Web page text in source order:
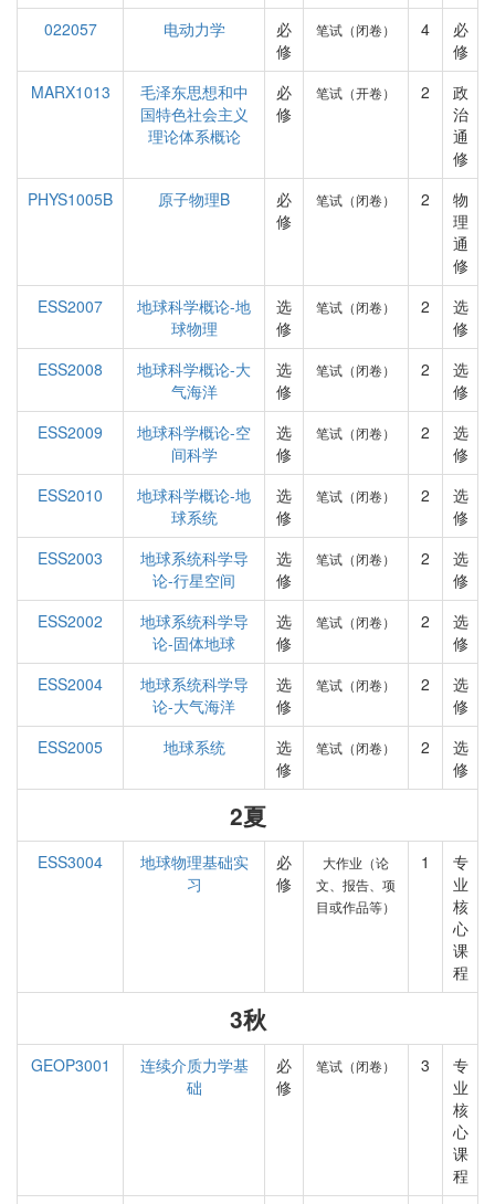
022057
电动力学
必
修
笔试（闭卷） 4
必
修
MARX1013
毛泽东思想和中
国特色社会主义
理论体系概论
必
修
笔试（开卷） 2
政
治
通
修
PHYS1005B
原子物理B
必
修
笔试（闭卷） 2
物
理
通
修
ESS2007
地球科学概论-地
球物理
选
修
笔试（闭卷） 2
选
修
ESS2008
地球科学概论-大
气海洋
选
修
笔试（闭卷） 2
选
修
ESS2009
地球科学概论-空
间科学
选
修
笔试（闭卷） 2
选
修
ESS2010
地球科学概论-地
球系统
选
修
笔试（闭卷） 2
选
修
ESS2003
地球系统科学导
论-行星空间
选
修
笔试（闭卷） 2
选
修
ESS2002
地球系统科学导
论-固体地球
选
修
笔试（闭卷） 2
选
修
ESS2004
地球系统科学导
论-大气海洋
选
修
笔试（闭卷） 2
选
修
ESS2005
地球系统
选
修
笔试（闭卷） 2
选
修
2夏
ESS3004
地球物理基础实
习
必
修
大作业（论
文、报告、项
目或作品等）
1
专
业
核
心
课
程
3秋
GEOP3001
连续介质力学基
础
必
修
笔试（闭卷） 3
专
业
核
心
课
程